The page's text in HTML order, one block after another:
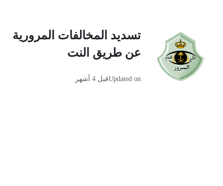
تسديد المخالفات المرورية
عن طريق النت
Updated onقبل 4 أشهر